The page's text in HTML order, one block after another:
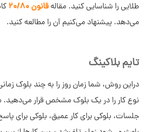
طلایی را شناسایی کنید. مقالهقانون 20/80
می‌دهد. پیشنهاد می‌کنیم آن را مطالعه کنید.
تایم‌ بلاکینگ
دراین روش، شما زمان روز را به چند بلوک
نوع کار را در یک بلوک مشخص قرار می‌دهید.
جلسات، بلوکی برای کار عمیق، بلوکی برای